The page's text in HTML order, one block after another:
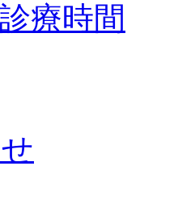
療時間